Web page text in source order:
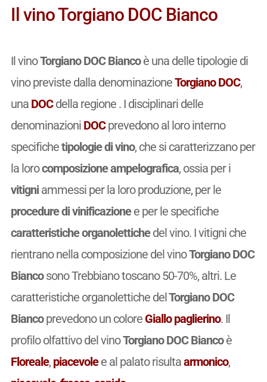
Il vino Torgiano DOC Bianco
Il vinoTorgiano DOC Biancoè una delle tipologie di
vino previste dalla denominazioneTorgiano DOC,
una DOCdella regione . I disciplinari delle
denominazioni DOCprevedono al loro interno
specifichetipologie di vino, che si caratterizzano per
la lorocomposizione ampelografica, ossia per i
vitigniammessi per la loro produzione, per le
procedure di vinificazionee per le specifiche
caratteristiche organolettichedel vino. I vitigni che
rientrano nella composizione del vinoTorgiano DOC
Biancosono Trebbiano toscano 50-70%, altri. Le
caratteristiche organolettiche delTorgiano DOC
Biancoprevedono un colore Giallo paglierino. Il
profilo olfattivo del vinoTorgiano DOC Biancoè
Floreale, piacevolee al palato risultaarmonico,